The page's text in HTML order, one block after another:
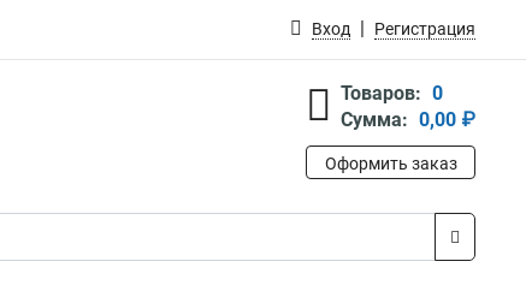
Вход Регистрация
Товаров: 0
Сумма: 0,00 ₽
Оформить заказ